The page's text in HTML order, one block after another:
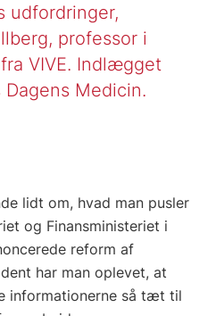
udfordringer,
professor i
VIVE. Indlægget
Medicin.
lidt om, hvad man pusler
og Finansministeriet i
reform af
har man oplevet, at
informationerne så tæt til